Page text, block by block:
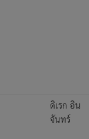
ดิเรก อิน
จันทร์